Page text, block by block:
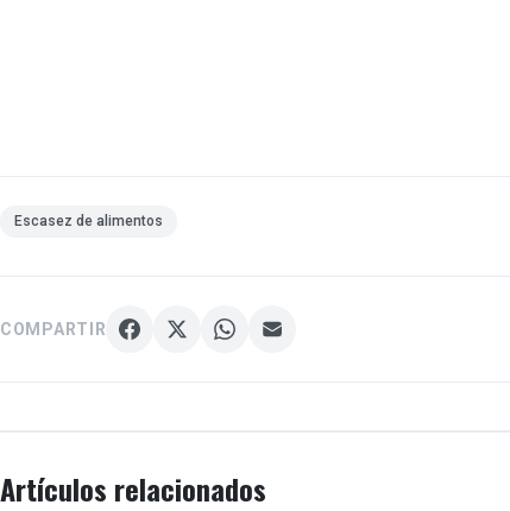
Escasez de alimentos
COMPARTIR
Artículos relacionados